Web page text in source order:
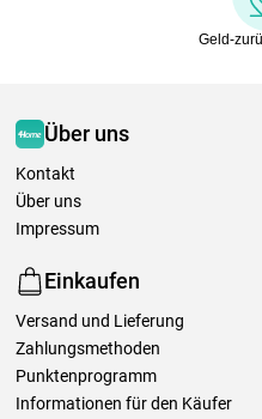
Geld-
Über uns
Kontakt
Über uns
Impressum
Einkaufen
Versand und Lieferung
Zahlungsmethoden
Punktenprogramm
Informationen für den Käufer